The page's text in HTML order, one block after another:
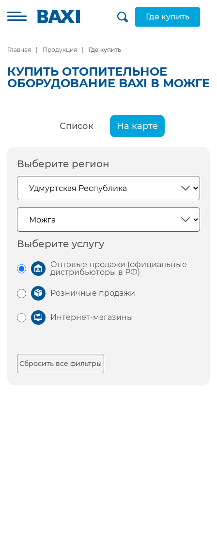
Где купить
Главная Продукция Где купить
КУПИТЬ ОТОПИТЕЛЬНОЕ
ОБОРУДОВАНИЕ BAXI В МОЖГЕ
Список На карте
Выберите регион
Выберите услугу
Оптовые продажи (официальные
дистрибьюторы в РФ)
Розничные продажи
Интернет-магазины
Сбросить все фильтры